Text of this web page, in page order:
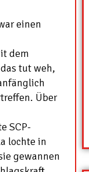
einen
dem
tut weh,
Über
SCP-
lochte in
gewannen